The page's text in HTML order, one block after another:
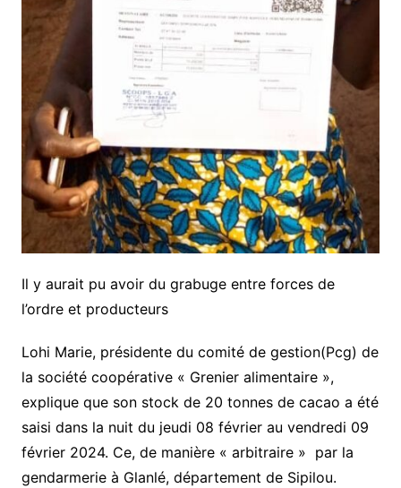
Il y aurait pu avoir du grabuge entre forces de
l’ordre et producteurs
Lohi Marie, présidente du comité de gestion(Pcg) de
la société coopérative « Grenier alimentaire »,
explique que son stock de 20 tonnes de cacao a été
saisi dans la nuit du jeudi 08 février au vendredi 09
février 2024. Ce, de manière « arbitraire » par la
gendarmerie à Glanlé, département de Sipilou.